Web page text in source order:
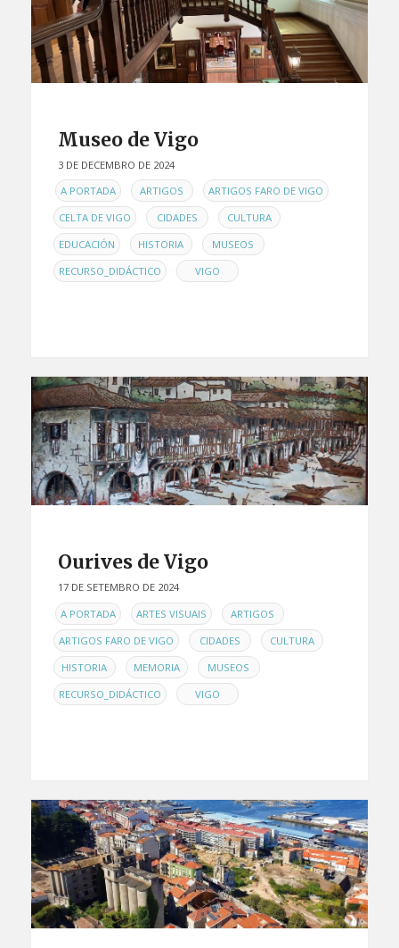
Museo de Vigo
3 DE DECEMBRO DE 2024
ENA PORTADA , ARTIGOS , ARTIGOS FARO DE VIGO ,
CELTA DE VIGO , CIDADES , CULTURA ,
EDUCACIÓN , HISTORIA , MUSEOS ,
RECURSO_DIDÁCTICO , VIGO
Ourives de Vigo
17 DE SETEMBRO DE 2024
ENA PORTADA , ARTES VISUAIS , ARTIGOS ,
ARTIGOS FARO DE VIGO , CIDADES , CULTURA ,
HISTORIA , MEMORIA , MUSEOS ,
RECURSO_DIDÁCTICO , VIGO